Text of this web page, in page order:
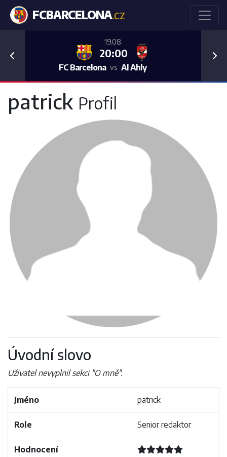
FCBARCELONA.CZ
19.08.
20:00
FC Barcelona vs Al Ahly
Previous
patrick Profil
Úvodní slovo
Uživatel nevyplnil sekci "O mně".
Jméno patrick
Role Senior redaktor
Hodnocení